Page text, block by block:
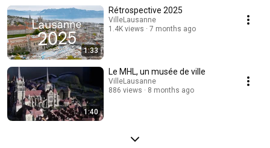
1:33
Rétrospective 2025
VilleLausanne
1.4K views
7 months ago
1:40
Le MHL, un musée de ville
VilleLausanne
886 views
8 months ago